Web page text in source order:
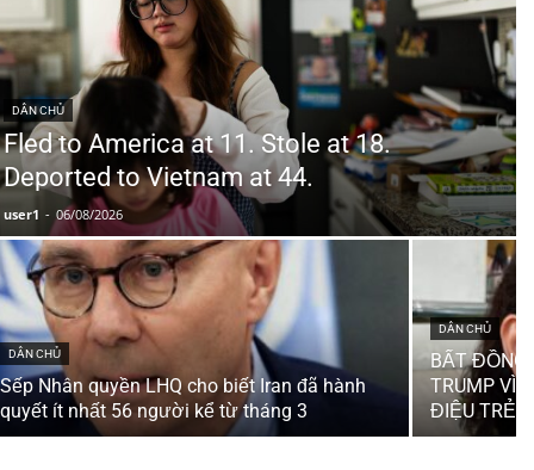
DÂN CHỦ
Fled to America at 11. Stole at 18.
Deported to Vietnam at 44.
user1 - 06/08/2026
DÂN CHỦ
Sếp Nhân quyền LHQ cho biết Iran đã hành
quyết ít nhất 56 người kể từ tháng 3
DÂN CHỦ
BẤT ĐỒNG
TRUMP VÌ
ĐIỆU TRẺ